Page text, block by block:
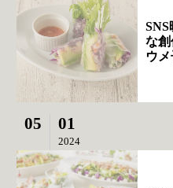
な
ウ
05 01
2024